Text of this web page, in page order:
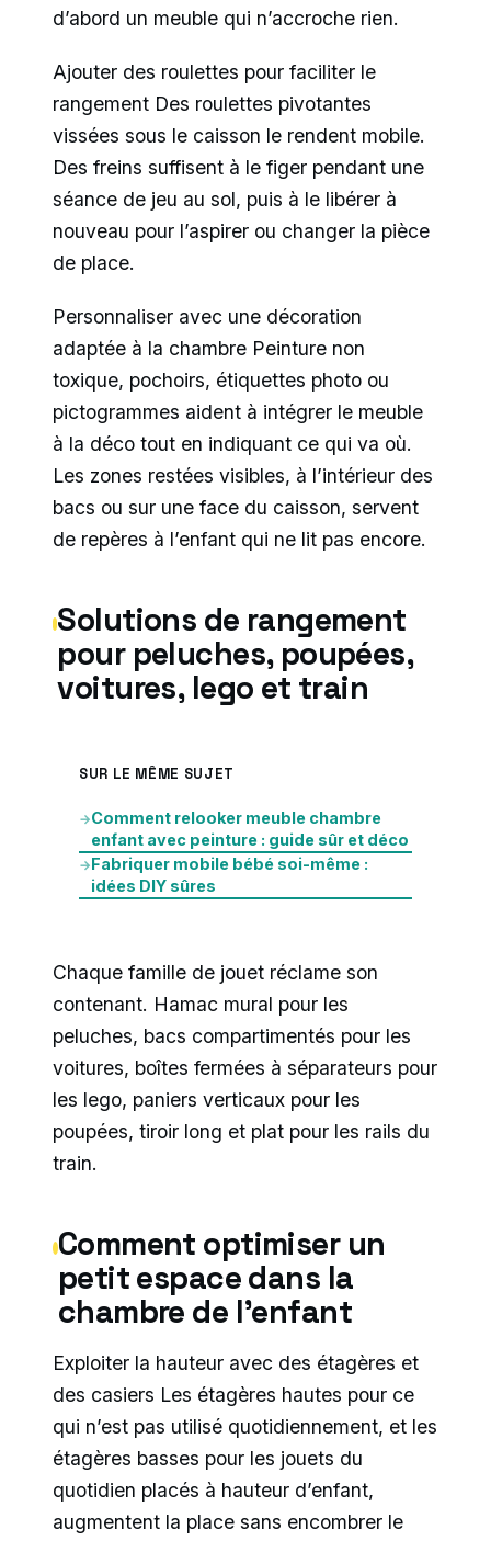
d’abord un meuble qui n’accroche rien.
Ajouter des roulettes pour faciliter le
rangement Des roulettes pivotantes
vissées sous le caisson le rendent mobile.
Des freins suffisent à le figer pendant une
séance de jeu au sol, puis à le libérer à
nouveau pour l’aspirer ou changer la pièce
de place.
Personnaliser avec une décoration
adaptée à la chambre Peinture non
toxique, pochoirs, étiquettes photo ou
pictogrammes aident à intégrer le meuble
à la déco tout en indiquant ce qui va où.
Les zones restées visibles, à l’intérieur des
bacs ou sur une face du caisson, servent
de repères à l’enfant qui ne lit pas encore.
Solutions de rangement
pour peluches, poupées,
voitures, lego et train
SUR LE MÊME SUJET
→Comment relooker meuble chambre
enfant avec peinture : guide sûr et déco
→Fabriquer mobile bébé soi-même :
idées DIY sûres
Chaque famille de jouet réclame son
contenant. Hamac mural pour les
peluches, bacs compartimentés pour les
voitures, boîtes fermées à séparateurs pour
les lego, paniers verticaux pour les
poupées, tiroir long et plat pour les rails du
train.
Comment optimiser un
petit espace dans la
chambre de l’enfant
Exploiter la hauteur avec des étagères et
des casiers Les étagères hautes pour ce
qui n’est pas utilisé quotidiennement, et les
étagères basses pour les jouets du
quotidien placés à hauteur d’enfant,
augmentent la place sans encombrer le